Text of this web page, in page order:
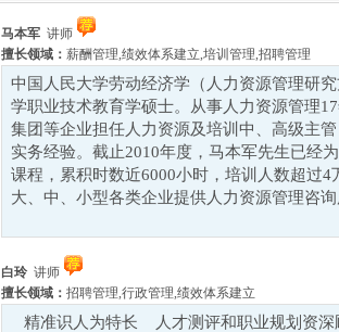
马本军 讲师
擅长领域： 薪酬管理,绩效体系建立,培训管理,招聘管理
中国人民大学劳动经济学（人力资源管理研
学职业技术教育学硕士。从事人力资源管理
集团等企业担任人力资源及培训中、高级主
实务经验。截止2010年度，马本军先生已经
课程，累积时数近6000小时，培训人数超过
大、中、小型各类企业提供人力资源管理咨
白玲 讲师
擅长领域： 招聘管理,行政管理,绩效体系建立
精准识人为特长 人才测评和职业规划资